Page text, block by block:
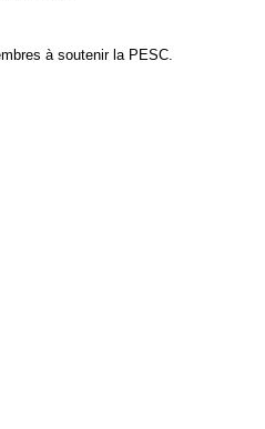
à soutenir la PESC.